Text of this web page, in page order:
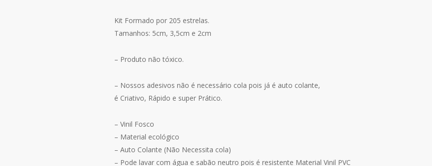
Kit Formado por 205 estrelas.
Tamanhos: 5cm, 3,5cm e 2cm
– Produto não tóxico.
– Nossos adesivos não é necessário cola pois já é auto colante,
é Criativo, Rápido e super Prático.
– Vinil Fosco
– Material ecológico
– Auto Colante (Não Necessita cola)
– Pode lavar com água e sabão neutro pois é resistente Material Vinil PVC